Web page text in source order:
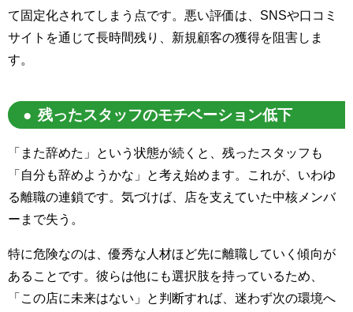
て固定化されてしまう点です。悪い評価は、SNSや口コミ
サイトを通じて長時間残り、新規顧客の獲得を阻害しま
す。
残ったスタッフのモチベーション低下
「また辞めた」という状態が続くと、残ったスタッフも
「自分も辞めようかな」と考え始めます。これが、いわゆ
る離職の連鎖です。気づけば、店を支えていた中核メンバ
ーまで失う。
特に危険なのは、優秀な人材ほど先に離職していく傾向が
あることです。彼らは他にも選択肢を持っているため、
「この店に未来はない」と判断すれば、迷わず次の環境へ